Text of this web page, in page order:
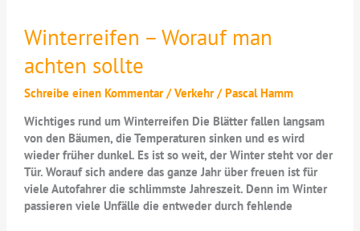
Winterreifen – Worauf man
achten sollte
Schreibe einen Kommentar /Verkehr/Pascal Hamm
Wichtiges rund um Winterreifen Die Blätter fallen langsam
von den Bäumen, die Temperaturen sinken und es wird
wieder früher dunkel. Es ist so weit, der Winter steht vor der
Tür. Worauf sich andere das ganze Jahr über freuen ist für
viele Autofahrer die schlimmste Jahreszeit. Denn im Winter
passieren viele Unfälle die entweder durch fehlende